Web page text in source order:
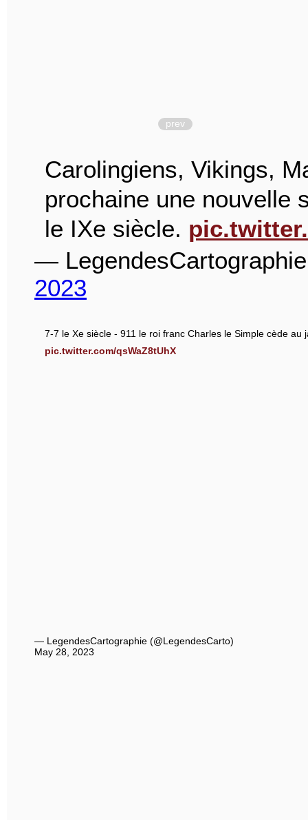
prev
Carolingiens, Vikings,
prochaine une nouvelle
le IXe siècle.
—
2023
7-7 le Xe siècle - 911 le roi franc Charles le Simple cède
pic.twitter.com/qsWaZ8tUhX
— LegendesCartographie (@LegendesCarto)
May 28, 2023